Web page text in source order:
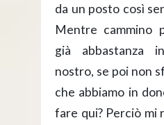
da un posto così
Mentre cammino
già abbastanza
nostro, se poi non
che abbiamo in
fare qui? Perciò mi